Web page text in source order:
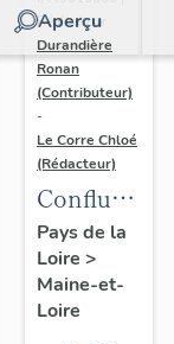
Aperçu
Réalisé par
Durandière
Ronan
(Contributeur)
-
Le Corre Chloé
(Rédacteur)
Confluence
Maine-
Loire :
Pays de la
Loire >
Maine-et-
Loire